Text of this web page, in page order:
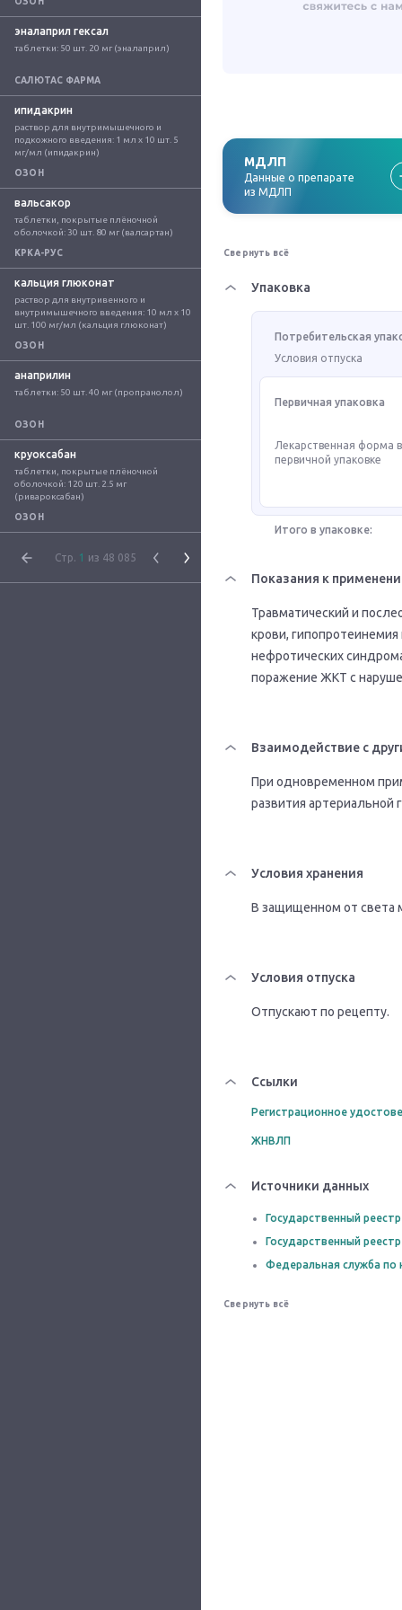
эналаприл гексал
таблетки: 50 шт. 20 мг (эналаприл)
САЛЮТАС ФАРМА
ипидакрин
раствор для внутримышечного и
подкожного введения: 1 мл x 10 шт. 5
мг/мл (ипидакрин)
ОЗОН
вальсакор
таблетки, покрытые плёночной
оболочкой: 30 шт. 80 мг (валсартан)
КРКА-РУС
кальция глюконат
раствор для внутривенного и
внутримышечного введения: 10 мл x 10
шт. 100 мг/мл (кальция глюконат)
ОЗОН
анаприлин
таблетки: 50 шт. 40 мг (пропранолол)
ОЗОН
круоксабан
таблетки, покрытые плёночной
оболочкой: 120 шт. 2.5 мг
(ривароксабан)
ОЗОН
Стр. 1 из 48 085
МДЛП
Данные о препарате
из МДЛП
Свернуть всё
Упаковка
Потребительская
Условия отпуска
Первичная упаковка
Лекарственная форма
первичной упаковке
Итого в упаковке:
Показания к
Травматический и
крови,
нефротических
поражение ЖКТ с
Взаимодействие с
При одновременном
развития артериальной
Условия хранения
В защищенном от света
Условия отпуска
Отпускают по рецепту.
Ссылки
Регистрационное
ЖНВЛП
Источники данных
Государственный
Государственный
Федеральная служба по
Свернуть всё